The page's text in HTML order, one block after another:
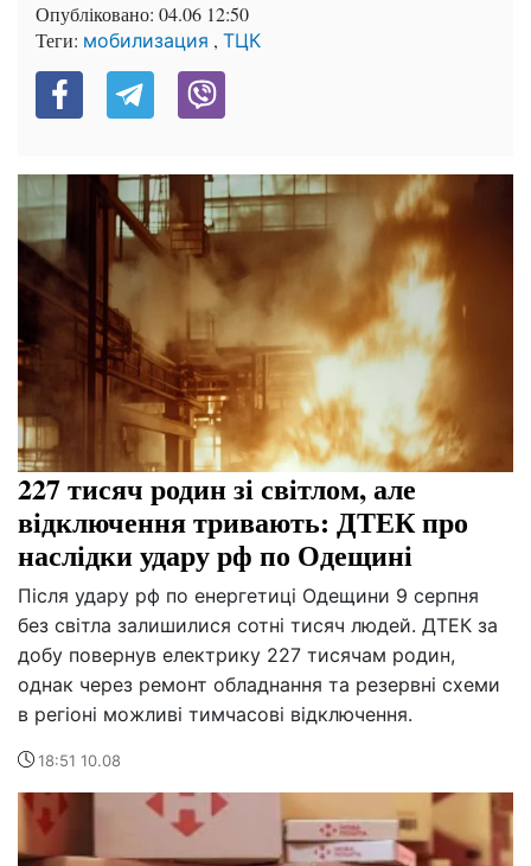
Опубліковано: 04.06 12:50
Теги: мобилизация , ТЦК
227 тисяч родин зі світлом, але
відключення тривають: ДТЕК про
наслідки удару рф по Одещині
Після удару рф по енергетиці Одещини 9 серпня
без світла залишилися сотні тисяч людей. ДТЕК за
добу повернув електрику 227 тисячам родин,
однак через ремонт обладнання та резервні схеми
в регіоні можливі тимчасові відключення.
18:51 10.08